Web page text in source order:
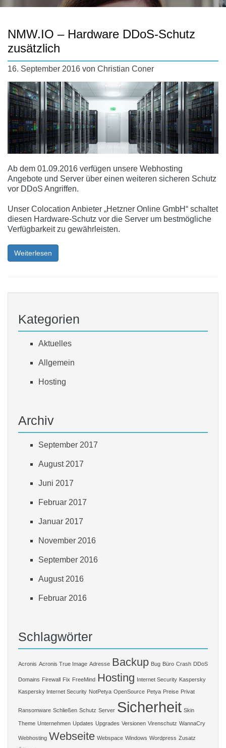
NMW.IO – Hardware DDoS-Schutz
zusätzlich
16. September 2016 von Christian Coner
Ab dem 01.09.2016 verfügen unsere Webhosting
Angebote und Server über einen weiteren sicheren Schutz
vor DDoS Angriffen.
Unser Colocation Anbieter „Hetzner Online GmbH“ schaltet
diesen Hardware-Schutz vor die Server um bestmögliche
Verfügbarkeit zu gewährleisten.
Weiterlesen
Kategorien
Aktuelles
Allgemein
Hosting
Archiv
September 2017
August 2017
Juni 2017
Februar 2017
Januar 2017
November 2016
September 2016
August 2016
Februar 2016
Schlagwörter
Acronis Acronis True Image Adresse Backup Bug Büro Crash DDoS
Domains Firewall Fix FreeMind Hosting Internet Security Kaspersky
Kaspersky Internet Security NotPetya OpenSource Petya Preise Privat
Ransomware Schließen Schutz Server Sicherheit Skin
Theme Unternehmen Updates Upgrades Versionen Virenschutz WannaCry
Webhosting Webseite Webspace Windows Wordpress Zusatz